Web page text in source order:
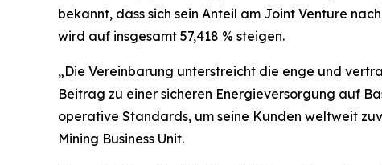
bekannt, dass sich sein Anteil am Joint Venture
wird auf insgesamt 57,418 % steigen.
„Die Vereinbarung unterstreicht die enge und
Beitrag zu einer sicheren Energieversorgung auf
operative Standards, um seine Kunden weltweit
Mining Business Unit.